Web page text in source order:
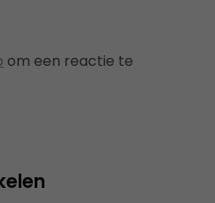
om een reactie te